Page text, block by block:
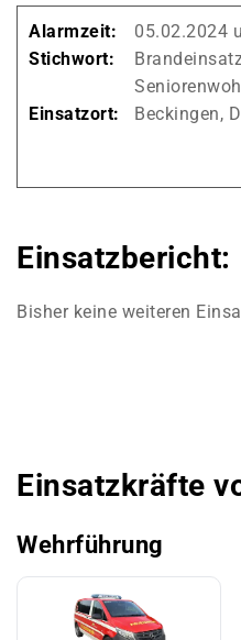
Alarmzeit:
05.02.2024
Stichwort:
Einsatzort:
Beckingen,
Einsatzbericht:
Bisher keine weiteren
Einsatzkräfte
Wehrführung